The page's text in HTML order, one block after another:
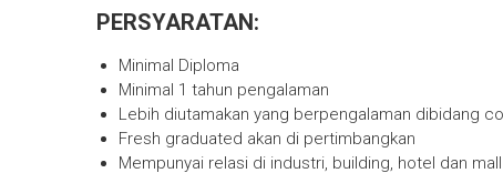
PERSYARATAN:
Minimal Diploma
Minimal 1 tahun pengalaman
Lebih diutamakan yang berpengalaman dibidang
Fresh graduated akan di pertimbangkan
Mempunyai relasi di industri, building, hotel dan mall